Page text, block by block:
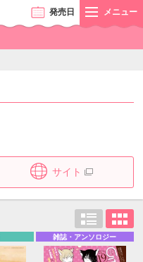
発売日 メニュー
サイト
雑誌・アンソロジー